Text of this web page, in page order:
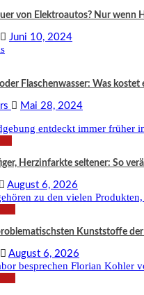
von Elektroautos? Nur wenn
Juni 10, 2024
Flaschenwasser: Was
Mai 28, 2024
Herzinfarkte seltener: So
August 6, 2026
Kunststoffe
August 6, 2026